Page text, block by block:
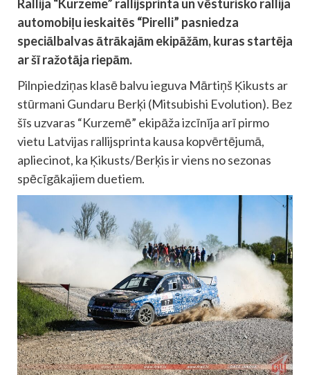
Rallija “Kurzeme” rallijsprinta un vēsturisko rallija
automobiļu ieskaitēs “Pirelli” pasniedza
speciālbalvas ātrākajām ekipāžām, kuras startēja
ar šī ražotāja riepām.
Pilnpiedziņas klasē balvu ieguva Mārtiņš Ķikusts ar
stūrmani Gundaru Berķi (Mitsubishi Evolution). Bez
šīs uzvaras “Kurzemē” ekipāža izcīnīja arī pirmo
vietu Latvijas rallijsprinta kausa kopvērtējumā,
apliecinot, ka Ķikusts/Berķis ir viens no sezonas
spēcīgākajiem duetiem.